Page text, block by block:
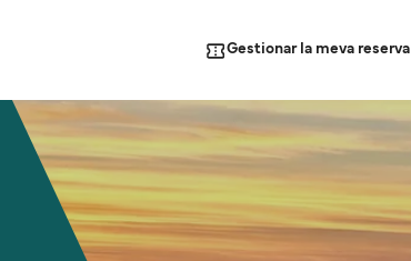
Gestionar la meva reserva